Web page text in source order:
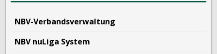
NBV-Verbandsverwaltung
NBV nuLiga System